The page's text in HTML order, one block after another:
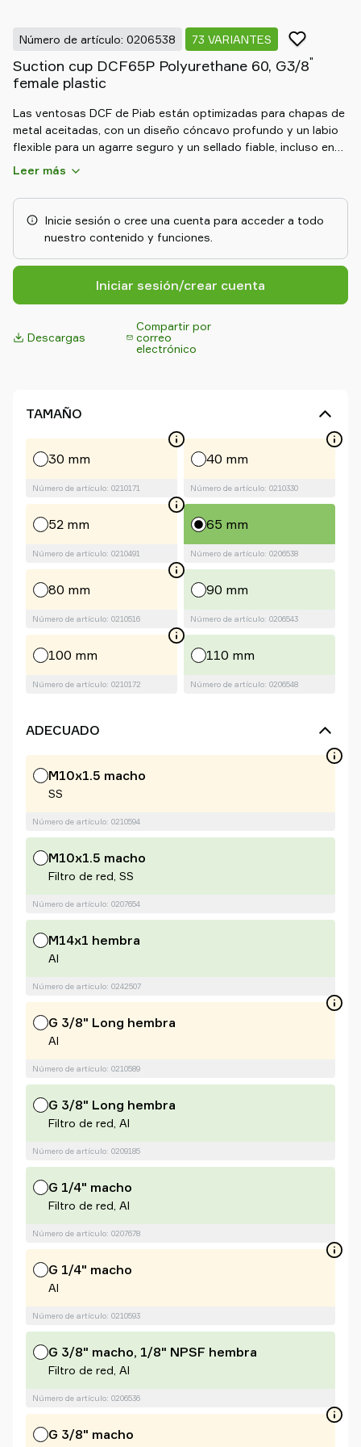
Número de artículo: 0206538 73 VARIANTES
Suction cup DCF65P Polyurethane 60, G3/8"
female plastic
Las ventosas DCF de Piab están optimizadas para chapas de
metal aceitadas, con un diseño cóncavo profundo y un labio
flexible para un agarre seguro y un sellado fiable, incluso en
superficies curvas o irregulares. Las ventosas DCF soportan
desapilado y manipulación rápidos en líneas de prensado.
Fabricadas con DURAFLEX®, ofrecen una excelente
resistencia al desgaste y memoria elástica, garantizando un
rendimiento duradero y constante.
Leer más
Inicie sesión o cree una cuenta para acceder a todo
nuestro contenido y funciones.
Iniciar sesión/crear cuenta
Descargas
Compartir por
correo
electrónico
TAMAÑO
30 mm
Número de artículo: 0210171
40 mm
Número de artículo: 0210330
52 mm
Número de artículo: 0210491
65 mm
Número de artículo: 0206538
80 mm
Número de artículo: 0210516
90 mm
Número de artículo: 0206543
100 mm
Número de artículo: 0210172
110 mm
Número de artículo: 0206548
ADECUADO
M10x1.5 macho
SS
Número de artículo: 0210594
M10x1.5 macho
Filtro de red, SS
Número de artículo: 0207654
M14x1 hembra
Al
Número de artículo: 0242507
G 3/8" Long hembra
Al
Número de artículo: 0210589
G 3/8" Long hembra
Filtro de red, Al
Número de artículo: 0209185
G 1/4" macho
Filtro de red, Al
Número de artículo: 0207678
G 1/4" macho
Al
Número de artículo: 0210593
G 3/8" macho, 1/8" NPSF hembra
Filtro de red, Al
Número de artículo: 0206536
G 3/8" macho